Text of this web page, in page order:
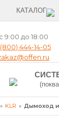
КАТАЛОГ
9:00 до 18:00
444-14-05
KLR Дымоход